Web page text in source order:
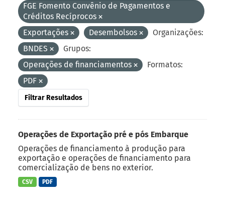
FGE Fomento Convênio de Pagamentos e
Créditos Recíprocos
Exportações
Desembolsos
Organizações:
BNDES
Grupos:
Operações de financiamentos
Formatos:
PDF
Filtrar Resultados
Operações de Exportação pré e pós Embarque
Operações de financiamento à produção para
exportação e operações de financiamento para
comercialização de bens no exterior.
CSV PDF